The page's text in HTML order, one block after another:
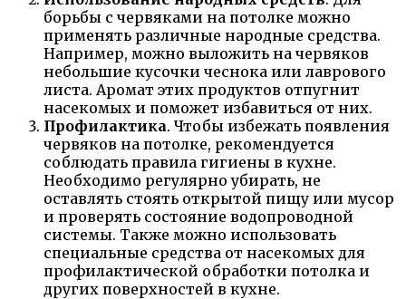
борьбы с червяками на потолке можно
применять различные народные средства.
Например, можно выложить на червяков
небольшие кусочки чеснока или лаврового
листа. Аромат этих продуктов отпугнит
насекомых и поможет избавиться от них.
Профилактика. Чтобы избежать появления
червяков на потолке, рекомендуется
соблюдать правила гигиены в кухне.
Необходимо регулярно убирать, не
оставлять стоять открытой пищу или мусор
и проверять состояние водопроводной
системы. Также можно использовать
специальные средства от насекомых для
профилактической обработки потолка и
других поверхностей в кухне.